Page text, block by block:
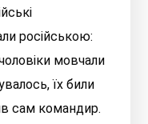
російською:
мовчали
їх били
сам командир.